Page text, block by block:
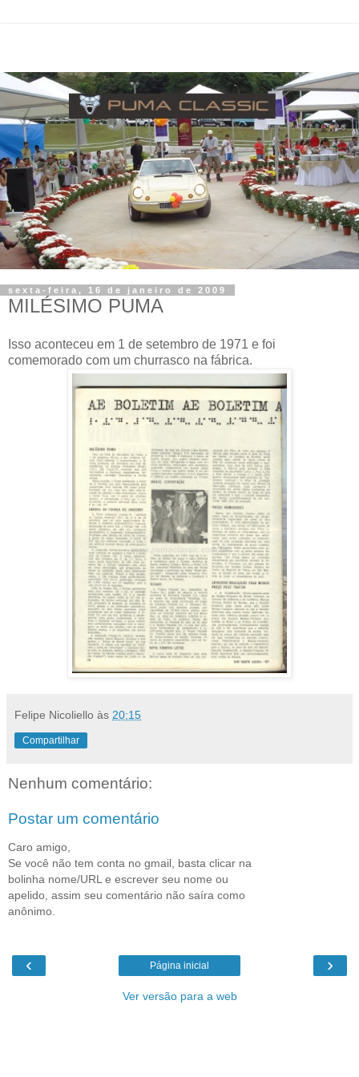
sexta-feira, 16 de janeiro de 2009
MILÉSIMO PUMA
Isso aconteceu em 1 de setembro de 1971 e foi
comemorado com um churrasco na fábrica.
Felipe Nicoliello às 20:15
Compartilhar
Nenhum comentário:
Postar um comentário
Caro amigo,
Se você não tem conta no gmail, basta clicar na
bolinha nome/URL e escrever seu nome ou
apelido, assim seu comentário não saíra como
anônimo.
‹ ›
Página inicial
Ver versão para a web